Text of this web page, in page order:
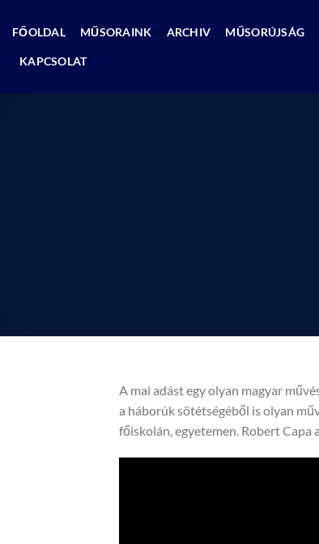
FŐOLDAL MŰSORAINK ARCHIV MŰSORÚJSÁG
KAPCSOLAT
A mai adást egy olyan magyar
a háborúk sötétségéből is olyan
főiskolán, egyetemen. Robert